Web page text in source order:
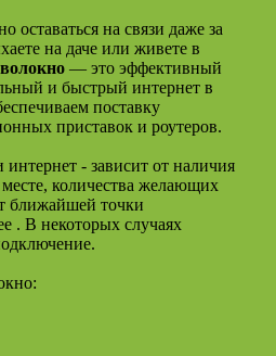
на связи даже за
на даче или живете в
— это эффективный
и быстрый интернет в
поставку
приставок и роутеров.
интернет - зависит от наличия
количества желающих
ближайшей точки
. В некоторых случаях